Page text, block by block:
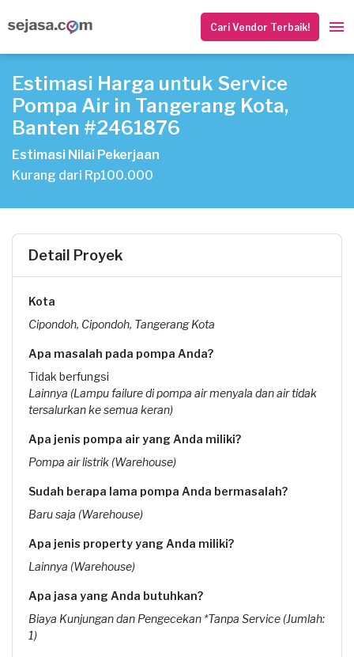
Cari Vendor Terbaik!
Estimasi Harga untuk Service
Pompa Air in Tangerang Kota,
Banten #2461876
Estimasi Nilai Pekerjaan
Kurang dari Rp100.000
Detail Proyek
Kota
Cipondoh, Cipondoh, Tangerang Kota
Apa masalah pada pompa Anda?
Tidak berfungsi
Lainnya (Lampu failure di pompa air menyala dan air tidak
tersalurkan ke semua keran)
Apa jenis pompa air yang Anda miliki?
Pompa air listrik (Warehouse)
Sudah berapa lama pompa Anda bermasalah?
Baru saja (Warehouse)
Apa jenis property yang Anda miliki?
Lainnya (Warehouse)
Apa jasa yang Anda butuhkan?
Biaya Kunjungan dan Pengecekan *Tanpa Service (Jumlah:
1)